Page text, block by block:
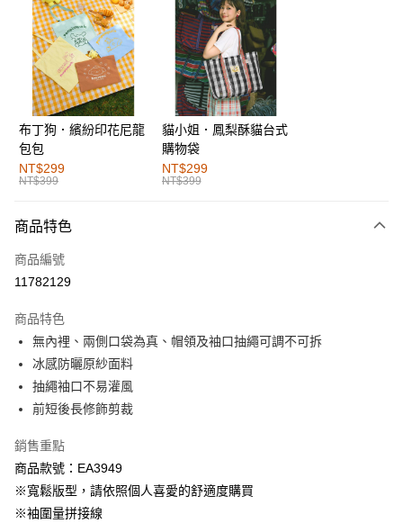
超商取貨付款
LINE Pay
街口支付
運送方式
全家取貨付款
每筆NT$60，滿NT$1,000(含以上)免運費
付款後全家取貨
萊爾富取貨付款
付款後萊爾富取貨
每筆NT$60，滿NT$1,000(含以上)免運費
7-11取貨付款
每筆NT$60，滿NT$1,000(含以上)免運費
付款後7-11取貨
每筆NT$60，滿NT$1,000(含以上)免運費
宅配
布丁狗．繽紛印花尼龍
包包
NT$299
NT$399
貓小姐．鳳梨酥貓台式
購物袋
NT$299
NT$399
商品特色
商品編號
11782129
商品特色
無內裡、兩側口袋為真、帽領及袖口抽繩可調不可拆
冰感防曬原紗面料
抽繩袖口不易灌風
前短後長修飾剪裁
銷售重點
商品款號：EA3949
※寬鬆版型，請依照個人喜愛的舒適度購買
※袖圍量拼接線